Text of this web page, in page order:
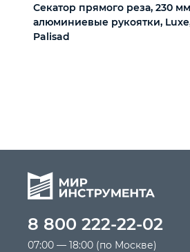
Секатор прямого реза, 230
алюминиевые рукоятки,
Palisad
8 800 222-22-02
07:00 — 18:00 (по Москве)